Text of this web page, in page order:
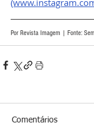
Por Revista Imagem | Fonte:
Comentários